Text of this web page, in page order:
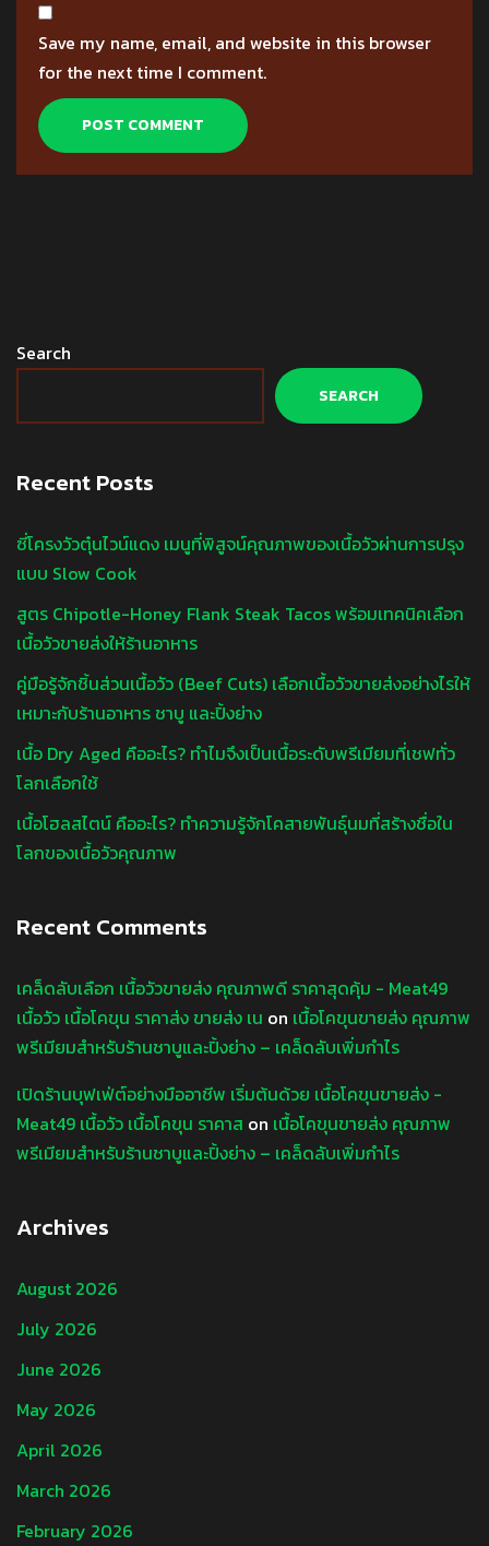
Save my name, email, and website in this browser
for the next time I comment.
Search
SEARCH
Recent Posts
ซี่โครงวัวตุ๋นไวน์แดง เมนูที่พิสูจน์คุณภาพของเนื้อวัวผ่านการปรุง
แบบ Slow Cook
สูตร Chipotle-Honey Flank Steak Tacos พร้อมเทคนิคเลือก
เนื้อวัวขายส่งให้ร้านอาหาร
คู่มือรู้จักชิ้นส่วนเนื้อวัว (Beef Cuts) เลือกเนื้อวัวขายส่งอย่างไรให้
เหมาะกับร้านอาหาร ชาบู และปิ้งย่าง
เนื้อ Dry Aged คืออะไร? ทำไมจึงเป็นเนื้อระดับพรีเมียมที่เชฟทั่ว
โลกเลือกใช้
เนื้อโฮลสไตน์ คืออะไร? ทำความรู้จักโคสายพันธุ์นมที่สร้างชื่อใน
โลกของเนื้อวัวคุณภาพ
Recent Comments
เคล็ดลับเลือก เนื้อวัวขายส่ง คุณภาพดี ราคาสุดคุ้ม - Meat49
เนื้อวัว เนื้อโคขุน ราคาส่ง ขายส่ง เน on เนื้อโคขุนขายส่ง คุณภาพ
พรีเมียมสำหรับร้านชาบูและปิ้งย่าง – เคล็ดลับเพิ่มกำไร
เปิดร้านบุฟเฟ่ต์อย่างมืออาชีพ เริ่มต้นด้วย เนื้อโคขุนขายส่ง -
Meat49 เนื้อวัว เนื้อโคขุน ราคาส on เนื้อโคขุนขายส่ง คุณภาพ
พรีเมียมสำหรับร้านชาบูและปิ้งย่าง – เคล็ดลับเพิ่มกำไร
Archives
August 2026
July 2026
June 2026
May 2026
April 2026
March 2026
February 2026